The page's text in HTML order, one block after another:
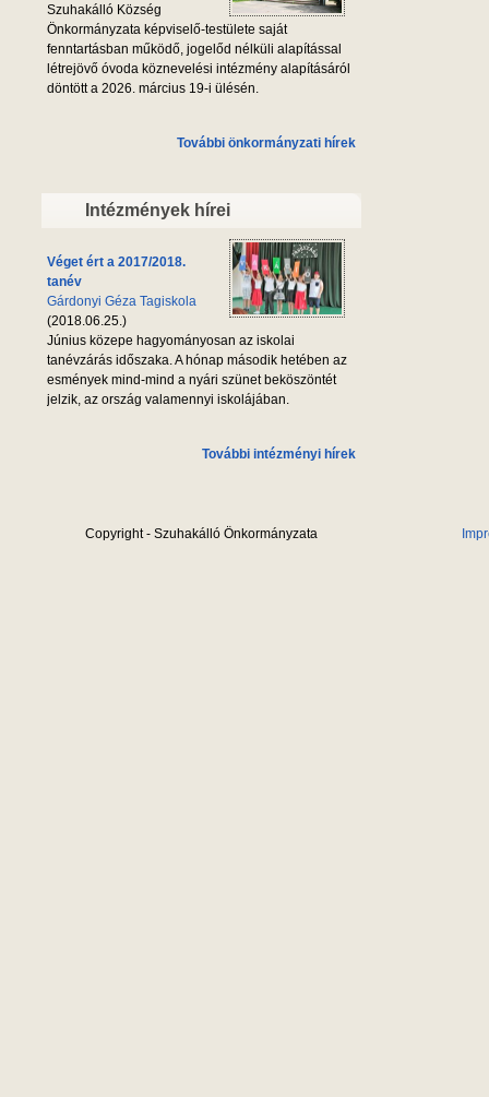
Szuhakálló Község
Önkormányzata képviselő-testülete saját
fenntartásban működő, jogelőd nélküli alapítással
létrejövő óvoda köznevelési intézmény alapításáról
döntött a 2026. március 19-i ülésén.
További önkormányzati hírek
Intézmények hírei
Véget ért a 2017/2018.
tanév
Gárdonyi Géza Tagiskola
(2018.06.25.)
Június közepe hagyományosan az iskolai
tanévzárás időszaka. A hónap második hetében az
esmények mind-mind a nyári szünet beköszöntét
jelzik, az ország valamennyi iskolájában.
További intézményi hírek
Copyright - Szuhakálló Önkormányzata